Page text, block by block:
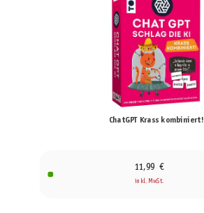
ChatGPT Krass kombiniert!
11,99 €
inkl. MwSt.